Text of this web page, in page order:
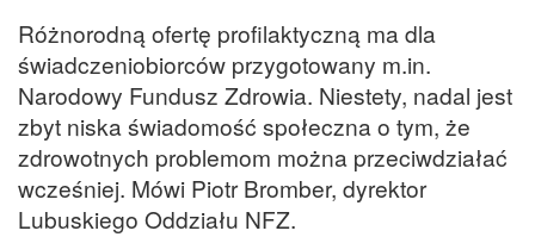
Różnorodną ofertę profilaktyczną ma dla
świadczeniobiorców przygotowany m.in.
Narodowy Fundusz Zdrowia. Niestety, nadal jest
zbyt niska świadomość społeczna o tym, że
zdrowotnych problemom można przeciwdziałać
wcześniej. Mówi Piotr Bromber, dyrektor
Lubuskiego Oddziału NFZ.